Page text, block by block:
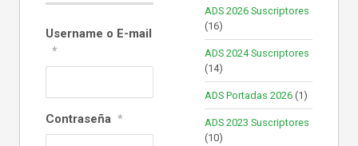
Username o E-mail
*
Contraseña *
ADS 2026 Suscriptores
(16)
ADS 2024 Suscriptores
(14)
ADS Portadas 2026 (1)
ADS 2023 Suscriptores
(10)